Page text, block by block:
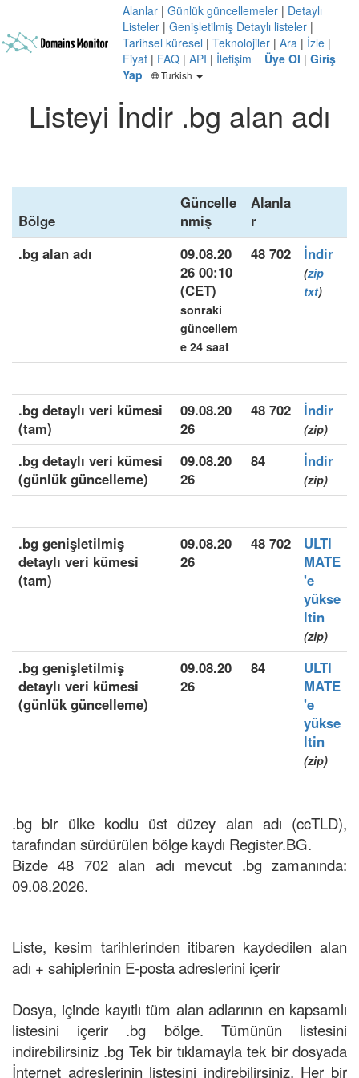
Alanlar | Günlük güncellemeler | Detaylı
Listeler | Genişletilmiş Detaylı listeler |
Tarihsel küresel | Teknolojiler | Ara | İzle |
Fiyat | FAQ | API | İletişim Üye Ol | Giriş
Yap
Turkish
Listeyi İndir .bg alan adı
Bölge
Güncelle
nmiş
Alanla
r
.bg alan adı
09.08.20
26 00:10
(CET)
sonraki
güncellem
e 24 saat
48 702 İndir
(zip
txt)
.bg detaylı veri kümesi
(tam)
09.08.20
26
48 702 İndir
(zip)
.bg detaylı veri kümesi
(günlük güncelleme)
09.08.20
26
84 İndir
(zip)
.bg genişletilmiş
detaylı veri kümesi
(tam)
09.08.20
26
48 702
ULTI
MATE
'e
yükse
ltin
(zip)
.bg genişletilmiş
detaylı veri kümesi
(günlük güncelleme)
09.08.20
26
84
ULTI
MATE
'e
yükse
ltin
(zip)
.bg bir ülke kodlu üst düzey alan adı (ccTLD),
tarafından sürdürülen bölge kaydı Register.BG.
Bizde 48 702 alan adı mevcut .bg zamanında:
09.08.2026.
Liste, kesim tarihlerinden itibaren kaydedilen alan
adı + sahiplerinin E-posta adreslerini içerir
Dosya, içinde kayıtlı tüm alan adlarının en kapsamlı
listesini içerir .bg bölge. Tümünün listesini
indirebilirsiniz .bg Tek bir tıklamayla tek bir dosyada
İnternet adreslerinin listesini indirebilirsiniz. Her bir